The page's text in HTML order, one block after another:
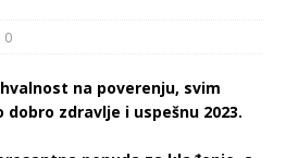
0
na poverenju, svim
zdravlje i uspešnu 2023.